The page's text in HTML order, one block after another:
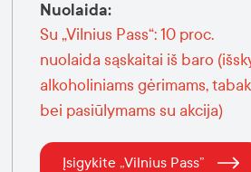
Nuolaida:
Su „Vilnius Pass“: 10 proc.
nuolaida sąskaitai iš baro
alkoholiniams gėrimams,
bei pasiūlymams su akcija)
Įsigykite „Vilnius Pass”